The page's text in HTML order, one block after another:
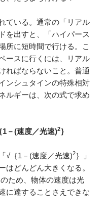
ている。通常の「リアル
を出すと、「ハイパース
所に短時間で行ける。こ
ースに行くには、リアル
ればならないこと。普通
ンシュタインの特殊相対
ルギーは、次の式で求め
1－(速度／光速)2｝
√｛1－(速度／光速)2｝」
はどんどん大きくなる。
ため、物体の速度は光
に達することさえできな